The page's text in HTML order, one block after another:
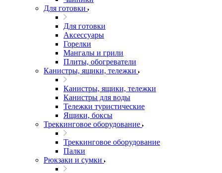
Для готовки
Для готовки
Аксессуары
Горелки
Мангалы и грили
Плиты, обогреватели
Канистры, ящики, тележки
Канистры, ящики, тележки
Канистры для воды
Тележки туристические
Ящики, боксы
Треккинговое оборудование
Треккинговое оборудование
Палки
Рюкзаки и сумки